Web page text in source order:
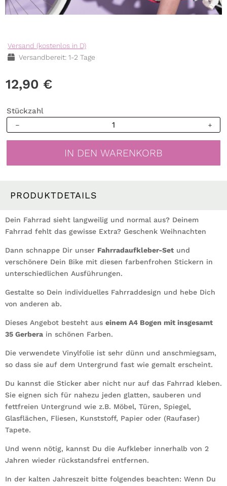
Versand (kostenlos in D)
Versandbereit: 1-2 Tage
12,90 €
Stückzahl
35
Fahrraddesign
Geschenk
im
Menge
IN DEN WARENKORB
PRODUKTDETAILS
Dein Fahrrad sieht langweilig und normal aus? Deinem
Fahrrad fehlt das gewisse Extra? Geschenk Weihnachten
Dann schnappe Dir unser Fahrradaufkleber-Set und
verschönere Dein Bike mit diesen farbenfrohen Stickern in
unterschiedlichen Ausführungen.
Gestalte so Dein individuelles Fahrraddesign und hebe Dich
von anderen ab.
Dieses Angebot besteht aus einem A4 Bogen mit insgesamt
35 Gerbera in schönen Farben.
Die verwendete Vinylfolie ist sehr dünn und anschmiegsam,
so dass sie auf dem Untergrund fast wie gemalt erscheint.
Du kannst die Sticker aber nicht nur auf das Fahrrad kleben.
Sie eignen sich für nahezu jeden glatten, sauberen und
fettfreien Untergrund wie z.B. Möbel, Türen, Spiegel,
Glasflächen, Fliesen, Kunststoff, Papier oder (Raufaser)
Tapete.
Und wenn nötig, kannst Du die Aufkleber innerhalb von 2
Jahren wieder rückstandsfrei entfernen.
In der kalten Jahreszeit bitte folgendes beachten: Wenn Du